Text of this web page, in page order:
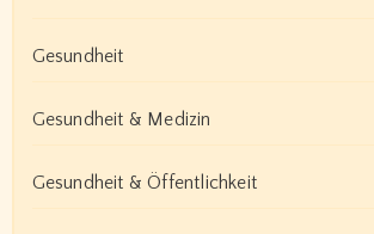
Gesundheit
Gesundheit & Medizin
Gesundheit & Öffentlichkeit